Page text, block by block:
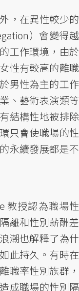
，在異性較少的
）會變得越
工作環境，由於
性有較高的離職
男性為主的工作
、藝術表演類等
結構性地被排除
只會使職場的性
永續發展都是不
教授認為職場性
離和性別薪酬差
潮也解釋了為什
此持久。有時在
職率性別族群，
成職場的性別隔